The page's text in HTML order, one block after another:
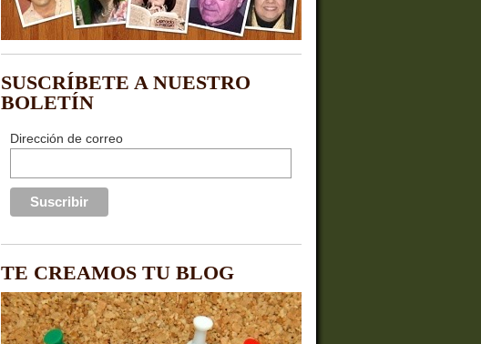
SUSCRÍBETE A NUESTRO
BOLETÍN
Dirección de correo
TE CREAMOS TU BLOG